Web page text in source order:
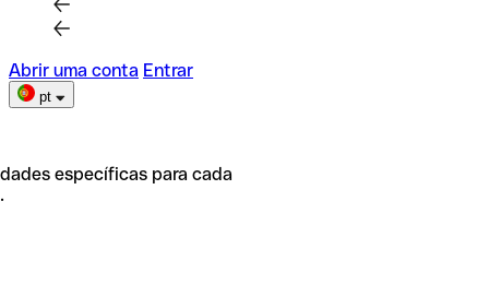
Abrir uma conta Entrar
pt
específicas para cada